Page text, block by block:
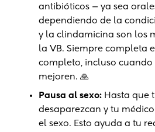
antibióticos — ya sea
dependiendo de la
y la clindamicina son los
la VB. Siempre completa
completo, incluso cuando
mejoren. 🙏
Pausa al sexo: Hasta que
desaparezcan y tu
el sexo. Esto ayuda a tu